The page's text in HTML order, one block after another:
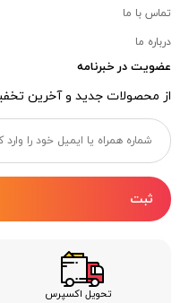
تماس با ما
درباره ما
عضویت در خبرنامه
از محصولات جدید و آخرین
ثبت
تحویل اکسپرس